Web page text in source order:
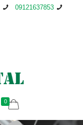
09121637853
0